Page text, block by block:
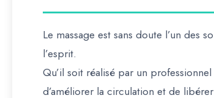
Le massage est sans doute l’un
l’esprit.
Qu’il soit réalisé par un
d’améliorer la circulation et de